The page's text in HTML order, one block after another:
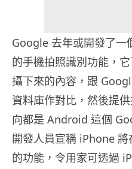
Google 去年或開發了
的手機拍照識別功能，
攝下來的內容，跟
資料庫作對比，然後提
向都是 Android 這個
開發人員宣稱 iPhone
的功能，令用家可透過